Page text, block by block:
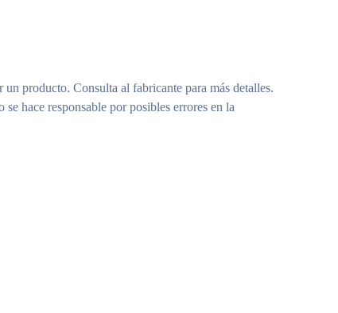
producto. Consulta al fabricante para más detalles.
hace responsable por posibles errores en la